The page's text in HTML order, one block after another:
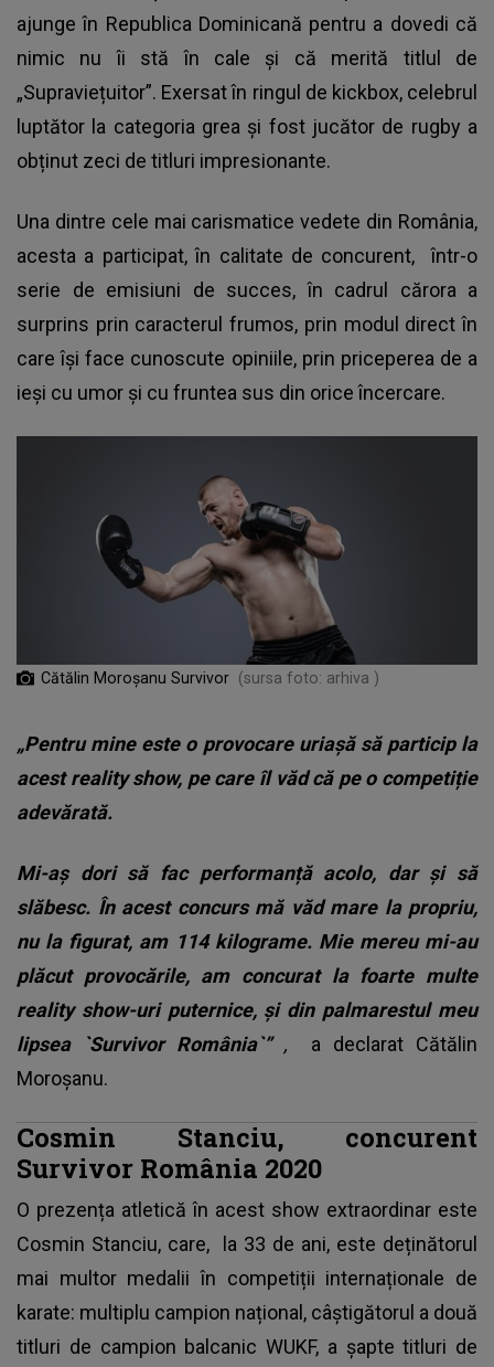
ajunge în Republica Dominicană pentru a dovedi că
nimic nu îi stă în cale și că merită titlul de
„Supraviețuitor”. Exersat în ringul de kickbox, celebrul
luptător la categoria grea și fost jucător de rugby a
obținut zeci de titluri impresionante.
Una dintre cele mai carismatice vedete din România,
acesta a participat, în calitate de concurent, într-o
serie de emisiuni de succes, în cadrul cărora a
surprins prin caracterul frumos, prin modul direct în
care își face cunoscute opiniile, prin priceperea de a
ieși cu umor și cu fruntea sus din orice încercare.
Cătălin Moroşanu Survivor (sursa foto: arhiva )
„Pentru mine este o provocare uriașă să particip la
acest reality show, pe care îl văd că pe o competiție
adevărată.
Mi-aș dori să fac performanță acolo, dar și să
slăbesc. În acest concurs mă văd mare la propriu,
nu la figurat, am 114 kilograme. Mie mereu mi-au
plăcut provocările, am concurat la foarte multe
reality show-uri puternice, și din palmarestul meu
lipsea `Survivor România`” , a declarat Cătălin
Moroșanu.
Cosmin Stanciu, concurent
Survivor România 2020
O prezența atletică în acest show extraordinar este
Cosmin Stanciu, care, la 33 de ani, este deținătorul
mai multor medalii în competiții internaționale de
karate: multiplu campion național, câștigătorul a două
titluri de campion balcanic WUKF, a șapte titluri de